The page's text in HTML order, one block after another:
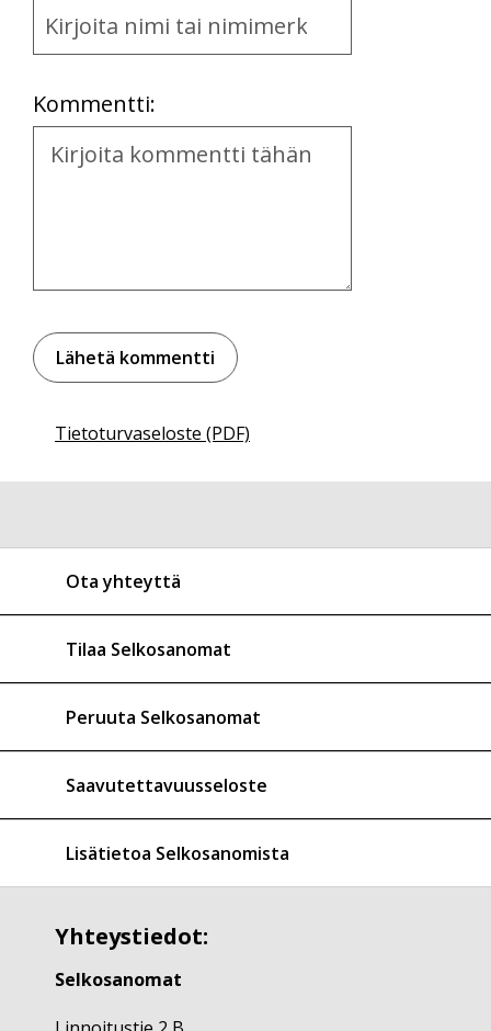
and
Kommentti:
Kommentti
Tietoturvaseloste (PDF)
Ota yhteyttä
Tilaa Selkosanomat
Peruuta Selkosanomat
Saavutettavuusseloste
Lisätietoa Selkosanomista
Yhteystiedot:
Selkosanomat